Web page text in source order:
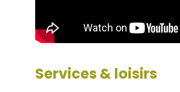
Services & loisirs